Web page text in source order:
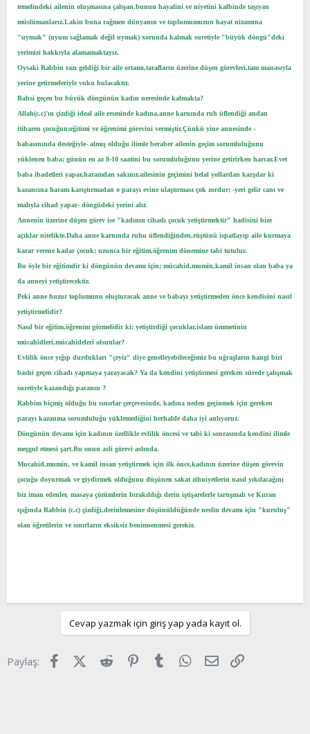
temelindeki ailenin oluşmasına çalışan,bunun hayalini ve niyetini kalbinde taşıyan
müslümanlarız.Lakin buna rağmen dünyanın ve toplumumuzun hayat nizamına
"uymak" (uyum sağlamak değil uymak) xorunda kalmak suretiyle "büyük döngü"deki
yerimizi hakkıyla alamamaktayız.
Oysaki Rabbin razı geldiği bir aile ortamı,tarafların üzerine düşen görevleri,tam manasıyla
yerine getirmeleriyle vuku bulacaktır.
Bahsi geçen bu büyük döngünün kadın neresinde kalmakta?
Allah(c.c)'ın çizdiği ideal aile resminde kadına,anne karnında ruh üflendiği andan
itibaren çocuğun;eğitimi ve öğrenimi görevini vermiştir.Çünkü yine annesinde -
babasınında desteğiyle- almış olduğu ilimle beraber ailenin geçim sorumluluğunu
yüklenen baba; günün en az 8-10 saatini bu sorumluluğunu yerine getirirken harcar.Evet
baba ibadetleri yapar,haramdan sakınır,ailesinin geçimini helal yollardan karşılar ki
kazancına haram karıştırmadan o parayı evine ulaştırması çok zordur; -yeri gelir canı ve
malıyla cihad yapar- döngüdeki yerini alır.
Annenin üzerine düşen görev ise "kadının cihadı çocuk yetiştirmektir" hadisini bize
açıklar nitelikte.Daha anne karnında ruhu üflendiğinden,rüştünü ispatlayıp aile kurmaya
karar verene kadar çocuk; uzunca bir eğitim,öğrenim dönemine tabi tutulur.
Bu öyle bir eğitimdir ki döngünün devamı için; mücahid,mumin,kamil insan olan baba ya
da anneyi yetiştirecektir.
Peki anne huzur toplumunu oluşturacak anne ve babayı yetiştirmeden önce kendisini nasıl
yetiştirmelidir?
Nasıl bir eğitim,öğrenim görmelidir ki; yetiştirdiği çocuklar,islam ümmetinin
mücahidleri,mücahideleri olsunlar?
Evlilik önce yığıp durdukları "çeyiz" diye genelleyebileceğimiz bu uğraşların hangi biri
bashi geçen cihadı yapmaya yarayacak? Ya da kendini yetiştirmesi gereken sürede çalışmak
suretiyle kazandığı paranın ?
Rabbim biçmiş olduğu bu sınırlar çerçevesinde, kadına neden geçinmek için gereken
parayı kazanma sorumluluğu yüklemediğini herhalde daha iyi anlıyoruz.
Döngünün devamı için kadının özellikle evlilik öncesi ve tabi ki sonrasında kendini ilimle
meşgul etmesi şart.Bu onun asli görevi aslında.
Mucahid,mumin, ve kamil insan yetiştirmek için ilk önce,kadının üzerine düşen görevin
çocuğu doyurmak ve giydirmek olduğunu düşünen sakat zihniyetlerin nasıl yıkılacağını
biz iman edenler, masaya çözümlerin bırakıldığı derin iştişarelerle tartışmalı ve Kuran
ışığında Rabbin (c.c) çizdiği,derinlemesine düşünüldüğünde neslin devamı için "kuruluş"
olan öğretilerin ve sınırların eksiksiz benimsenmesi gerekir.
Cevap yazmak için giriş yap yada kayıt ol.
Paylaş: FacebookX (Twitter)
Reddit Pinterest
Tumblr WhatsApp
E-posta